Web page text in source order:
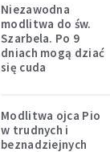
Niezawodna
modlitwa do św.
Szarbela. Po 9
dniach mogą dziać
się cuda
Modlitwa ojca Pio
w trudnych i
beznadziejnych